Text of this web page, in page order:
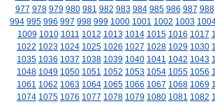
977 978 979 980 981 982 983 984 985 986 987 988
994 995 996 997 998 999 1000 1001 1002 1003
1009 1010 1011 1012 1013 1014 1015 1016 1017
1022 1023 1024 1025 1026 1027 1028 1029 1030
1035 1036 1037 1038 1039 1040 1041 1042 1043
1048 1049 1050 1051 1052 1053 1054 1055 1056
1061 1062 1063 1064 1065 1066 1067 1068 1069
1074 1075 1076 1077 1078 1079 1080 1081 1082